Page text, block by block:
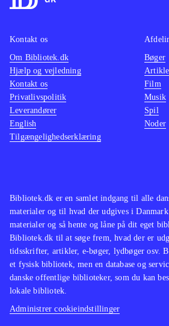
Bibliotek.dk er en samlet indgang til alle
materialer og til hvad der udgives i
materialer og så hente og låne på dit eget
Bibliotek.dk til at søge frem, hvad der er
tidsskrifter, artikler, e-bøger, lydbøger osv.
et fysisk bibliotek, men en database og
danske offentlige biblioteker, som du kan
lokale bibliotek.
Administrer cookieindstillinger
Kontakt os
Om Bibliotek.dk
Hjælp og vejledning
Kontakt os
Privatlivspolitik
Leverandører
English
Tilgængelighedserklæring
Bøger
Film
Musik
Spil
Noder